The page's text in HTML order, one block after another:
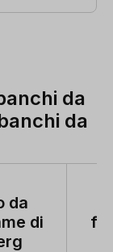
da
da
da
di